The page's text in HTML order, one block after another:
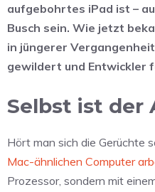
aufgebohrtes iPad ist –
Busch sein. Wie jetzt
in jüngerer
gewildert und Entwickler
Selbst ist der
Hört man sich die Gerüchte
Mac-ähnlichen Computer
Prozessor, sondern mit